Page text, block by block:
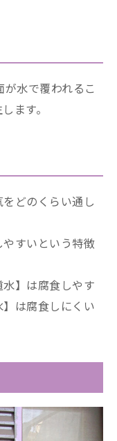
水で覆われるこ
ます。
どのくらい通し
すいという特徴
】は腐食しやす
は腐食しにくい